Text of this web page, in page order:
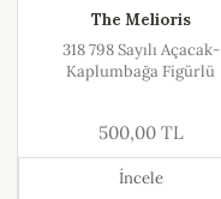
The Melioris
318 798 Sayılı Açacak-
Kaplumbağa Figürlü
500,00 TL
İncele